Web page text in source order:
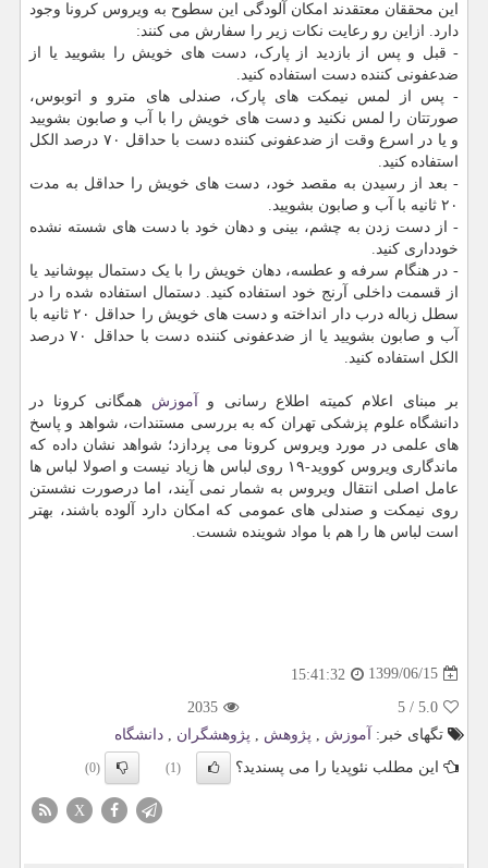
این محققان معتقدند امکان آلودگی این سطوح به ویروس کرونا وجود
دارد. ازاین رو رعایت نکات زیر را سفارش می کنند:
- قبل و پس از بازدید از پارک، دست های خویش را بشویید یا از
ضدعفونی کننده دست استفاده کنید.
- پس از لمس نیمکت های پارک، صندلی های مترو و اتوبوس،
صورتتان را لمس نکنید و دست های خویش را با آب و صابون بشویید
و یا در اسرع وقت از ضدعفونی کننده دست با حداقل ۷۰ درصد الکل
استفاده کنید.
- بعد از رسیدن به مقصد خود، دست های خویش را حداقل به مدت
۲۰ ثانیه با آب و صابون بشویید.
- از دست زدن به چشم، بینی و دهان خود با دست های شسته نشده
خودداری کنید.
- در هنگام سرفه و عطسه، دهان خویش را با یک دستمال بپوشانید یا
از قسمت داخلی آرنج خود استفاده کنید. دستمال استفاده شده را در
سطل زباله درب دار انداخته و دست های خویش را حداقل ۲۰ ثانیه با
آب و صابون بشویید یا از ضدعفونی کننده دست با حداقل ۷۰ درصد
الکل استفاده کنید.
بر مبنای اعلام کمیته اطلاع رسانی و آموزش همگانی کرونا در
دانشگاه علوم پزشکی تهران که به بررسی مستندات، شواهد و پاسخ
های علمی در مورد ویروس کرونا می پردازد؛ شواهد نشان داده که
ماندگاری ویروس کووید-۱۹ روی لباس ها زیاد نیست و اصولا لباس ها
عامل اصلی انتقال ویروس به شمار نمی آیند، اما درصورت نشستن
روی نیمکت و صندلی های عمومی که امکان دارد آلوده باشند، بهتر
است لباس ها را هم با مواد شوینده شست.
1399/06/15
15:41:32
5.0
/
5
2035
تگهای خبر:
آموزش , پژوهش , پژوهشگران , دانشگاه
این مطلب نئوپدیا را می پسندید؟
(1)
(0)
X